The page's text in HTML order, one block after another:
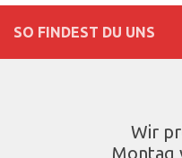
SO FINDEST DU UNS
Wir
Montag